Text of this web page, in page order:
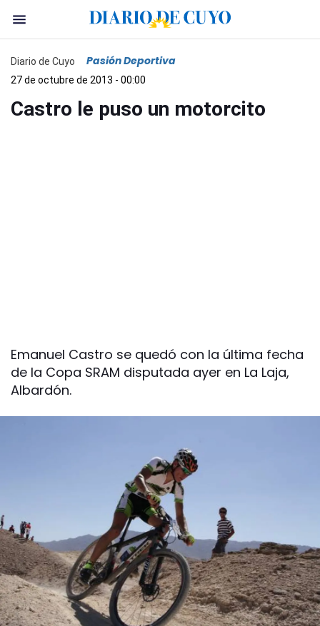
Diario de Cuyo Pasión Deportiva
27 de octubre de 2013 - 00:00
Castro le puso un motorcito
Emanuel Castro se quedó con la última fecha
de la Copa SRAM disputada ayer en La Laja,
Albardón.